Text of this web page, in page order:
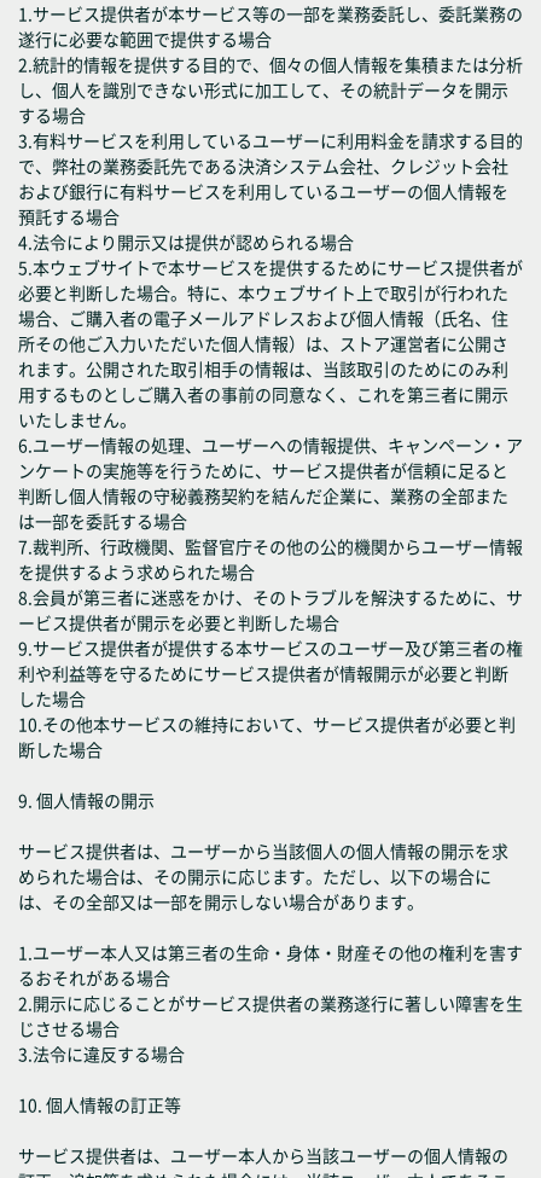
1.サービス提供者が本サービス等の一部を業務委託し、委託業務の
遂行に必要な範囲で提供する場合
2.統計的情報を提供する目的で、個々の個人情報を集積または分析
し、個人を識別できない形式に加工して、その統計データを開示
する場合
3.有料サービスを利用しているユーザーに利用料金を請求する目的
で、弊社の業務委託先である決済システム会社、クレジット会社
および銀行に有料サービスを利用しているユーザーの個人情報を
預託する場合
4.法令により開示又は提供が認められる場合
5.本ウェブサイトで本サービスを提供するためにサービス提供者が
必要と判断した場合。特に、本ウェブサイト上で取引が行われた
場合、ご購入者の電子メールアドレスおよび個人情報（氏名、住
所その他ご入力いただいた個人情報）は、ストア運営者に公開さ
れます。公開された取引相手の情報は、当該取引のためにのみ利
用するものとしご購入者の事前の同意なく、これを第三者に開示
いたしません。
6.ユーザー情報の処理、ユーザーへの情報提供、キャンペーン・ア
ンケートの実施等を行うために、サービス提供者が信頼に足ると
判断し個人情報の守秘義務契約を結んだ企業に、業務の全部また
は一部を委託する場合
7.裁判所、行政機関、監督官庁その他の公的機関からユーザー情報
を提供するよう求められた場合
8.会員が第三者に迷惑をかけ、そのトラブルを解決するために、サ
ービス提供者が開示を必要と判断した場合
9.サービス提供者が提供する本サービスのユーザー及び第三者の権
利や利益等を守るためにサービス提供者が情報開示が必要と判断
した場合
10.その他本サービスの維持において、サービス提供者が必要と判
断した場合
9. 個人情報の開示
サービス提供者は、ユーザーから当該個人の個人情報の開示を求
められた場合は、その開示に応じます。ただし、以下の場合に
は、その全部又は一部を開示しない場合があります。
1.ユーザー本人又は第三者の生命・身体・財産その他の権利を害す
るおそれがある場合
2.開示に応じることがサービス提供者の業務遂行に著しい障害を生
じさせる場合
3.法令に違反する場合
10. 個人情報の訂正等
サービス提供者は、ユーザー本人から当該ユーザーの個人情報の